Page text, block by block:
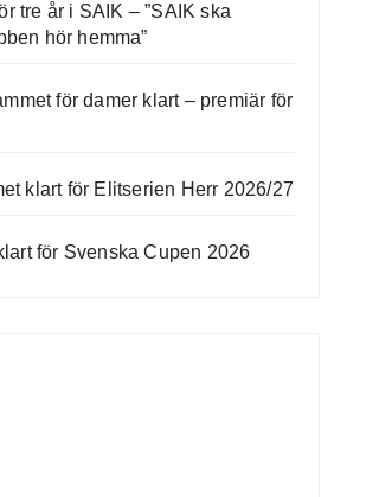
tre år i SAIK – ”SAIK ska
hör hemma”
för damer klart – premiär för
klart för Elitserien Herr 2026/27
för Svenska Cupen 2026